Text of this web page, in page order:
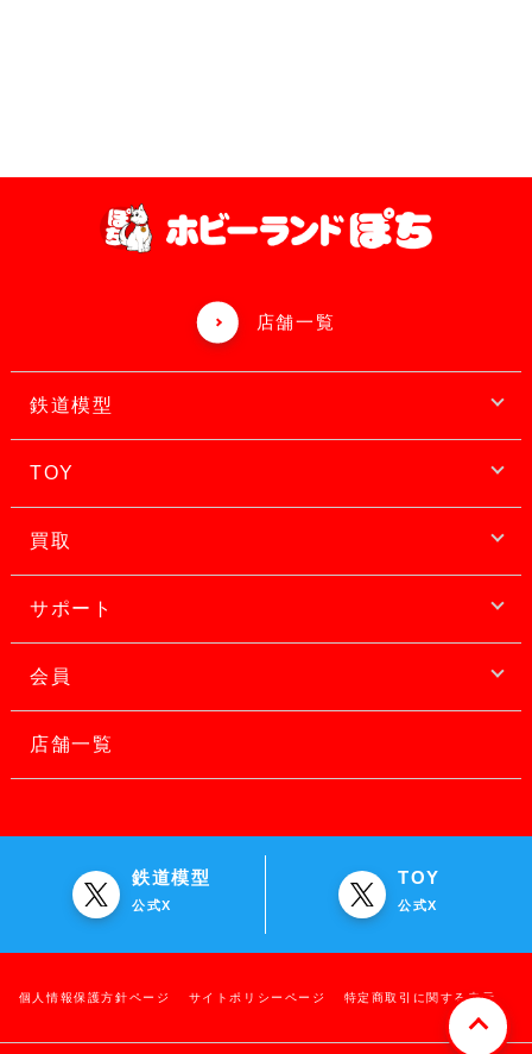
店舗一覧
鉄道模型
TOY
買取
サポート
会員
店舗一覧
鉄道模型
公式X
TOY
公式X
個人情報保護方針ページ サイトポリシーページ 特定商取引に関する表示